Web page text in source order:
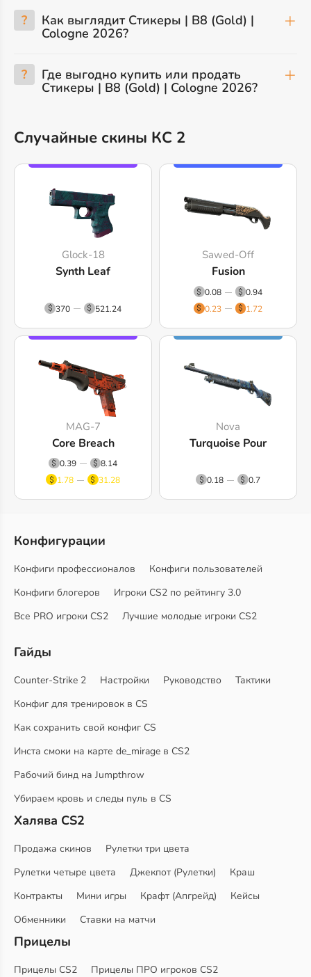
? Как выглядит Стикеры | B8 (Gold) |
Cologne 2026?
? Где выгодно купить или продать
Стикеры | B8 (Gold) | Cologne 2026?
Случайные скины КС 2
Glock-18
Synth Leaf
370 521.24
Sawed-Off
Fusion
0.08
0.94
0.23
1.72
MAG-7
Core Breach
0.39
8.14
1.78
31.28
Nova
Turquoise Pour
0.18 0.7
Конфигурации
Конфиги профессионалов
Конфиги пользователей
Конфиги блогеров
Игроки CS2 по рейтингу 3.0
Все PRO игроки CS2
Лучшие молодые игроки CS2
Гайды
Counter-Strike 2 Настройки Руководство
Тактики
Конфиг для тренировок в CS
Как сохранить свой конфиг CS
Инста смоки на карте de_mirage в CS2
Рабочий бинд на Jumpthrow
Убираем кровь и следы пуль в CS
Халява CS2
Продажа скинов
Рулетки три цвета
Рулетки четыре цвета
Джекпот (Рулетки)
Краш
Контракты
Мини игры Крафт (Апгрейд)
Кейсы
Обменники
Ставки на матчи
Прицелы
Прицелы CS2
Прицелы ПРО игроков CS2